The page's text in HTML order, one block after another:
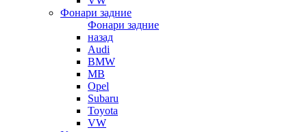
Фонари задние
Фонари задние
назад
Audi
BMW
MB
Opel
Subaru
Toyota
VW